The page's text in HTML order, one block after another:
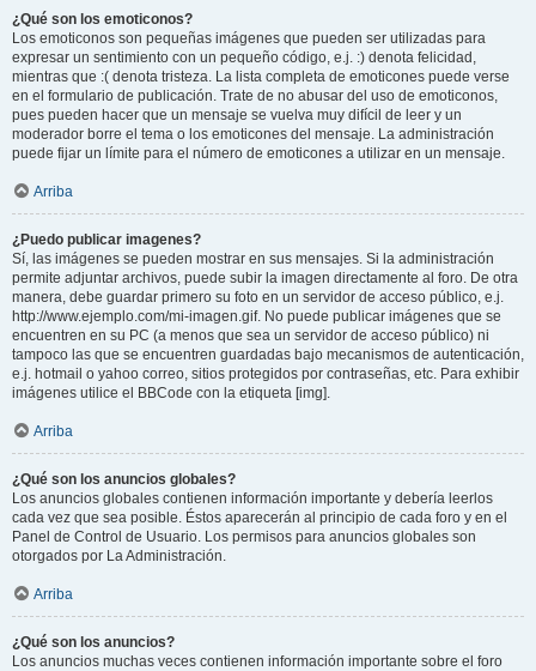
¿Qué son los emoticonos?
Los emoticonos son pequeñas imágenes que pueden ser utilizadas para
expresar un sentimiento con un pequeño código, e.j. :) denota felicidad,
mientras que :( denota tristeza. La lista completa de emoticones puede verse
en el formulario de publicación. Trate de no abusar del uso de emoticonos,
pues pueden hacer que un mensaje se vuelva muy difícil de leer y un
moderador borre el tema o los emoticones del mensaje. La administración
puede fijar un límite para el número de emoticones a utilizar en un mensaje.
Arriba
¿Puedo publicar imagenes?
Sí, las imágenes se pueden mostrar en sus mensajes. Si la administración
permite adjuntar archivos, puede subir la imagen directamente al foro. De otra
manera, debe guardar primero su foto en un servidor de acceso público, e.j.
http://www.ejemplo.com/mi-imagen.gif. No puede publicar imágenes que se
encuentren en su PC (a menos que sea un servidor de acceso público) ni
tampoco las que se encuentren guardadas bajo mecanismos de autenticación,
e.j. hotmail o yahoo correo, sitios protegidos por contraseñas, etc. Para exhibir
imágenes utilice el BBCode con la etiqueta [img].
Arriba
¿Qué son los anuncios globales?
Los anuncios globales contienen información importante y debería leerlos
cada vez que sea posible. Éstos aparecerán al principio de cada foro y en el
Panel de Control de Usuario. Los permisos para anuncios globales son
otorgados por La Administración.
Arriba
¿Qué son los anuncios?
Los anuncios muchas veces contienen información importante sobre el foro